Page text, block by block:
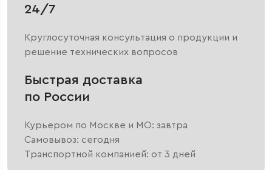
24/7
Круглосуточная консультация о продукции и
решение технических вопросов
Быстрая доставка
по России
Курьером по Москве и МО: завтра
Самовывоз: сегодня
Транспортной компанией: от 3 дней